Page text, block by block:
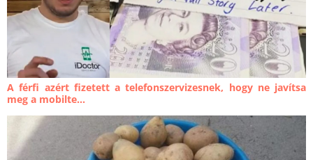
A férfi azért fizetett a telefonszervizesnek, hogy ne javítsa
meg a mobilte...